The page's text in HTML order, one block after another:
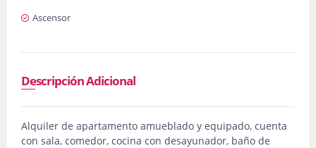
Ascensor
Descripción Adicional
Alquiler de apartamento amueblado y equipado, cuenta
con sala, comedor, cocina con desayunador, baño de